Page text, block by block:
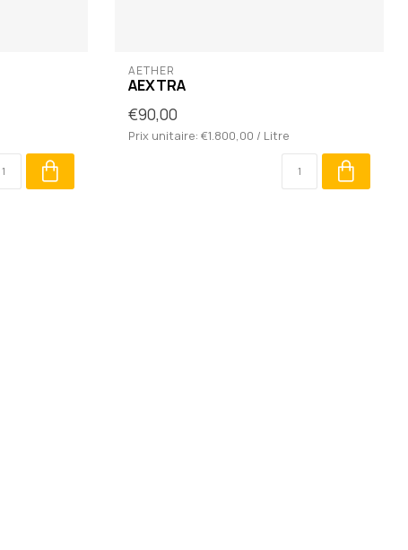
AETHER
AEXTRA
€90,00
Prix unitaire: €1.800,00 / Litre